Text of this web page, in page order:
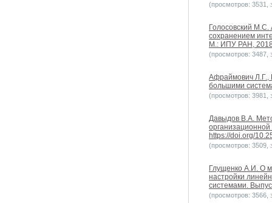
(просмотров: 3531,
Голосовский М.С.
сохранением
М.: ИПУ РАН,
(просмотров: 3487,
Афраймович Л.Г.,
большими
(просмотров: 3981,
Давыдов В.А.
https://doi.org/
(просмотров: 3509,
Глущенко А.И. О
настройки
системами.
(просмотров: 3566,